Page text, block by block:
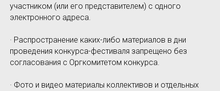
участником (или его представителем) с одного
электронного адреса.
· Распространение каких-либо материалов в дни
проведения конкурса-фестиваля запрещено без
согласования с Оргкомитетом конкурса.
· Фото и видео материалы коллективов и отдельных